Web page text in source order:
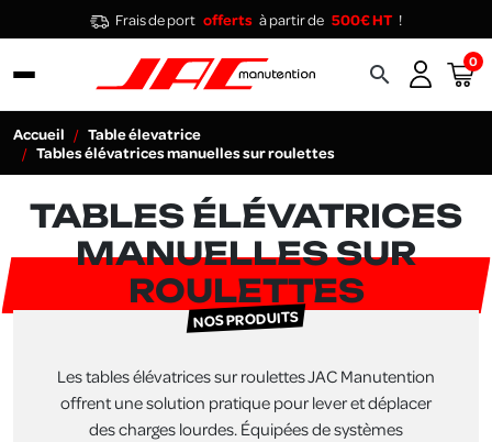
Frais de port offerts à partir de 500€ HT !
search 0
Accueil
Table élevatrice
Tables élévatrices manuelles sur roulettes
TABLES ÉLÉVATRICES
MANUELLES SUR
ROULETTES
NOS PRODUITS
Les tables élévatrices sur roulettes JAC Manutention
offrent une solution pratique pour lever et déplacer
des charges lourdes. Équipées de systèmes